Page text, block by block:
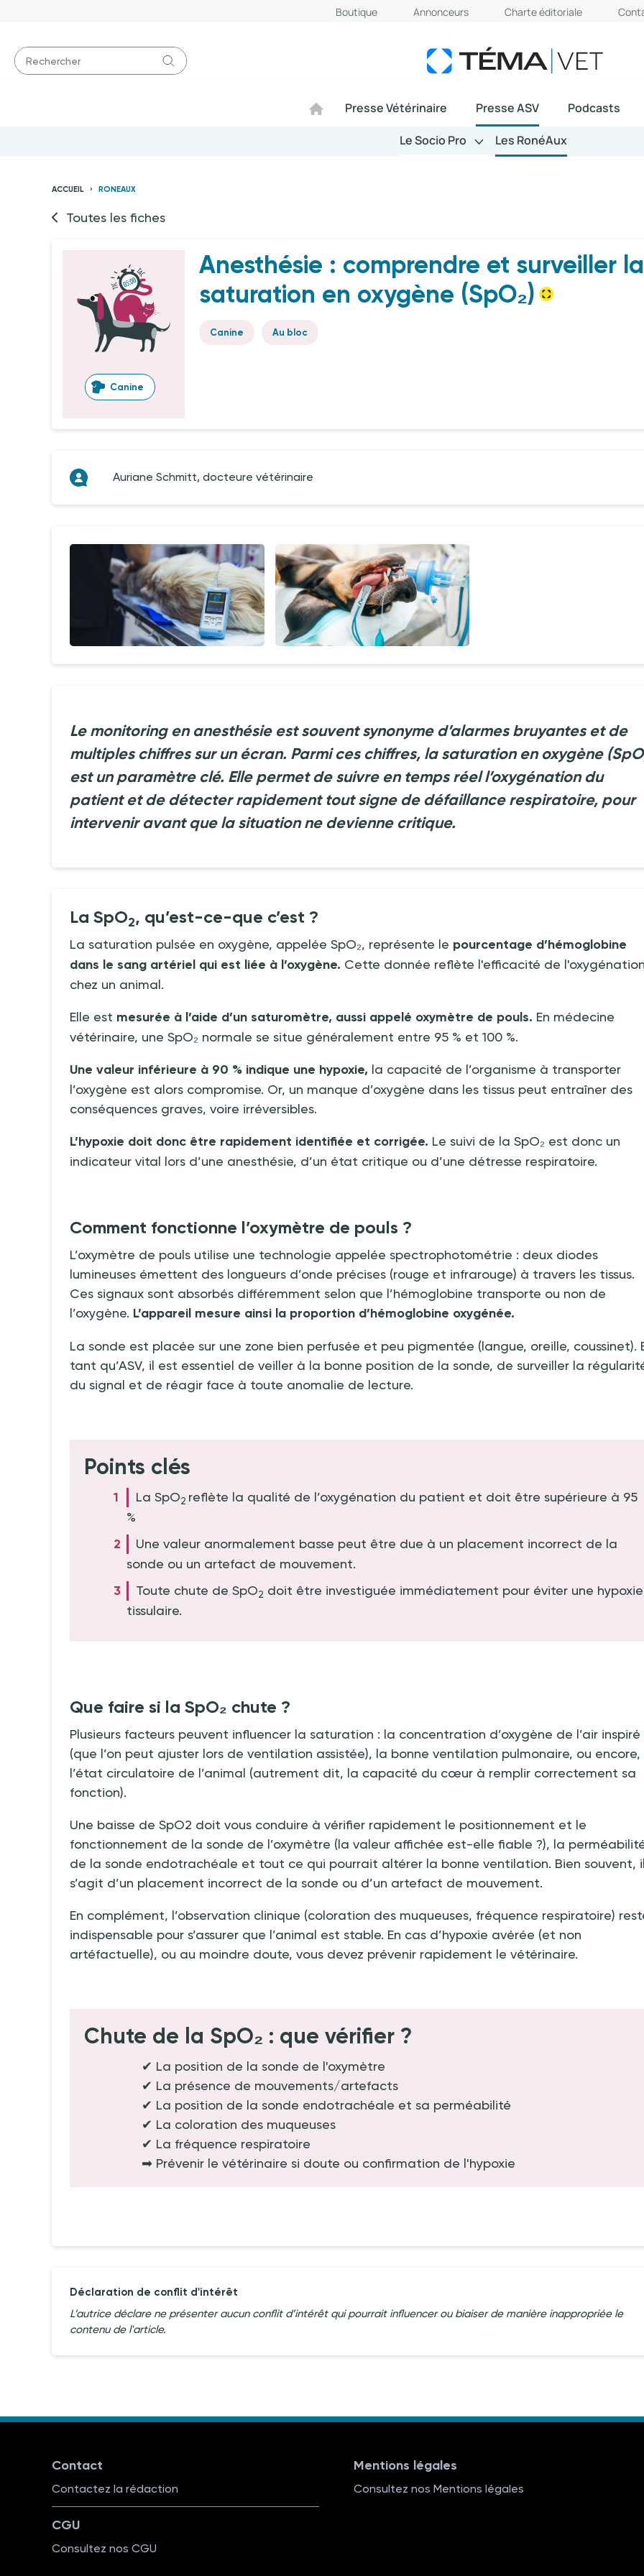
Boutique Annonceurs Charte éditoriale
Presse Vétérinaire Presse ASV
Le Socio Pro Les RonéAux
Podcasts
ACCUEIL RONEAUX
Toutes les fiches
Canine
Anesthésie : comprendre et surveiller la
saturation en oxygène (SpO₂)
Canine Au bloc
Auriane Schmitt, docteure vétérinaire
Le monitoring en anesthésie est souvent synonyme d’alarmes bruyantes et de
multiples chiffres sur un écran. Parmi ces chiffres, la saturation en oxygène (SpO
est un paramètre clé. Elle permet de suivre en temps réel l’oxygénation du
patient et de détecter rapidement tout signe de défaillance respiratoire, pour
intervenir avant que la situation ne devienne critique.
La SpO2, qu’est-ce-que c’est ?
La saturation pulsée en oxygène, appelée SpO₂, représente le pourcentage d’hémoglobine
dans le sang artériel qui est liée à l’oxygène. Cette donnée reflète l'efficacité de
chez un animal.
Elle est mesurée à l’aide d’un saturomètre, aussi appelé oxymètre de pouls. En médecine
vétérinaire, une SpO₂ normale se situe généralement entre 95 % et 100 %.
Une valeur inférieure à 90 % indique une hypoxie, la capacité de l’organisme à transporter
l’oxygène est alors compromise. Or, un manque d’oxygène dans les tissus peut entraîner des
conséquences graves, voire irréversibles.
L’hypoxie doit donc être rapidement identifiée et corrigée. Le suivi de la SpO₂ est donc un
indicateur vital lors d’une anesthésie, d’un état critique ou d’une détresse respiratoire.
Comment fonctionne l’oxymètre de pouls ?
L’oxymètre de pouls utilise une technologie appelée spectrophotométrie : deux diodes
lumineuses émettent des longueurs d’onde précises (rouge et infrarouge) à travers les tissus.
Ces signaux sont absorbés différemment selon que l’hémoglobine transporte ou non de
l’oxygène. L’appareil mesure ainsi la proportion d’hémoglobine oxygénée.
La sonde est placée sur une zone bien perfusée et peu pigmentée (langue, oreille, coussinet).
tant qu’ASV, il est essentiel de veiller à la bonne position de la sonde, de surveiller la
du signal et de réagir face à toute anomalie de lecture.
Points clés
La SpO2 reflète la qualité de l’oxygénation du patient et doit être supérieure à 95
%
Une valeur anormalement basse peut être due à un placement incorrect de la
sonde ou un artefact de mouvement.
Toute chute de SpO2 doit être investiguée immédiatement pour éviter une hypoxie
tissulaire.
Que faire si la SpO₂ chute ?
Plusieurs facteurs peuvent influencer la saturation : la concentration d’oxygène de l’air inspiré
(que l’on peut ajuster lors de ventilation assistée), la bonne ventilation pulmonaire, ou encore,
l’état circulatoire de l’animal (autrement dit, la capacité du cœur à remplir correctement sa
fonction).
Une baisse de SpO2 doit vous conduire à vérifier rapidement le positionnement et le
fonctionnement de la sonde de l’oxymètre (la valeur affichée est-elle fiable ?), la
de la sonde endotrachéale et tout ce qui pourrait altérer la bonne ventilation. Bien souvent,
s’agit d’un placement incorrect de la sonde ou d’un artefact de mouvement.
En complément, l’observation clinique (coloration des muqueuses, fréquence respiratoire)
indispensable pour s’assurer que l’animal est stable. En cas d’hypoxie avérée (et non
artéfactuelle), ou au moindre doute, vous devez prévenir rapidement le vétérinaire.
Chute de la SpO₂ : que vérifier ?
✔ La position de la sonde de l'oxymètre
✔ La présence de mouvements/artefacts
✔ La position de la sonde endotrachéale et sa perméabilité
✔ La coloration des muqueuses
✔ La fréquence respiratoire
➡ Prévenir le vétérinaire si doute ou confirmation de l'hypoxie
Déclaration de conflit d'intérêt
L’autrice déclare ne présenter aucun conflit d’intérêt qui pourrait influencer ou biaiser de manière inappropriée le
contenu de l'article.
Contact
Contactez la rédaction
Mentions légales
Consultez nos Mentions légales
CGU
Consultez nos CGU